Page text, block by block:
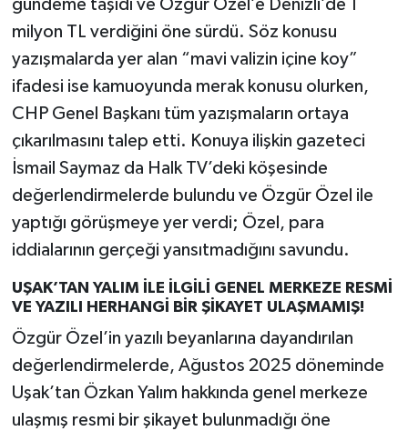
gündeme taşıdı ve Özgür Özel’e Denizli’de 1
milyon TL verdiğini öne sürdü. Söz konusu
yazışmalarda yer alan “mavi valizin içine koy”
ifadesi ise kamuoyunda merak konusu olurken,
CHP Genel Başkanı tüm yazışmaların ortaya
çıkarılmasını talep etti. Konuya ilişkin gazeteci
İsmail Saymaz da Halk TV’deki köşesinde
değerlendirmelerde bulundu ve Özgür Özel ile
yaptığı görüşmeye yer verdi; Özel, para
iddialarının gerçeği yansıtmadığını savundu.
UŞAK’TAN YALIM İLE İLGİLİ GENEL MERKEZE RESMİ
VE YAZILI HERHANGİ BİR ŞİKAYET ULAŞMAMIŞ!
Özgür Özel’in yazılı beyanlarına dayandırılan
değerlendirmelerde, Ağustos 2025 döneminde
Uşak’tan Özkan Yalım hakkında genel merkeze
ulaşmış resmi bir şikayet bulunmadığı öne